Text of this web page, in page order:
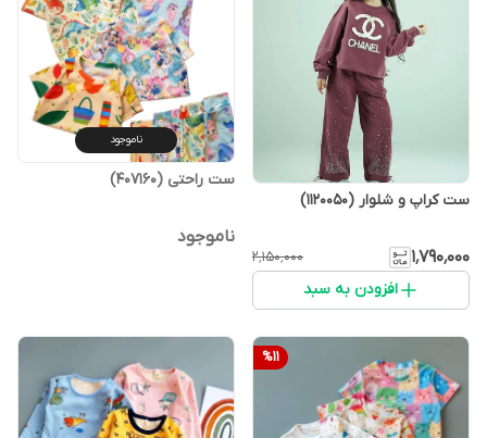
ست کراپ و شلوار (1120050)
۱٬۷۹۰٬۰۰۰ ۲٬۱۵۰٬۰۰۰
افزودن به سبد
ناموجود
ست راحتی (407160)
ناموجود
%11